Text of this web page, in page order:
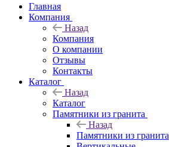
Главная
Компания
Назад
Компания
О компании
Отзывы
Контакты
Каталог
Назад
Каталог
Памятники из гранита
Назад
Памятники из гранита